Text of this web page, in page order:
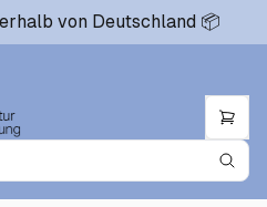
von Deutschland 📦